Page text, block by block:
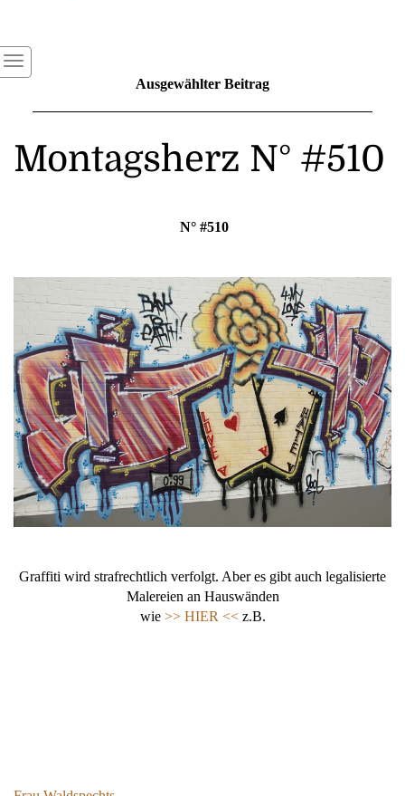
Ausgewählter Beitrag
Montagsherz N° #510
N° #510
Graffiti wird strafrechtlich verfolgt. Aber es gibt auch legalisierte
Malereien an Hauswänden
wie >> HIER << z.B.